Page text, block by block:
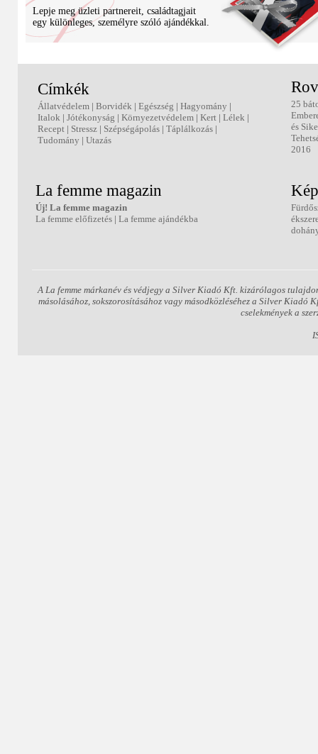
Lepje meg üzleti partnereit, családtagjait
egy különleges, személyre szóló ajándékkal.
Címkék
Állatvédelem | Borvidék | Egészség | Hagyomány |
Italok | Jótékonyság | Környezetvédelem | Kert | Lélek |
Recept | Stressz | Szépségápolás | Táplálkozás |
Tudomány | Utazás
25
és
2016
La femme magazin
Új! La femme magazin
La femme előfizetés | La femme ajándékba
A La femme márkanév és védjegy a Silver Kiadó Kft. kizárólagos
másolásához, sokszorosításához vagy másodközléséhez a Silver
cselekmények a